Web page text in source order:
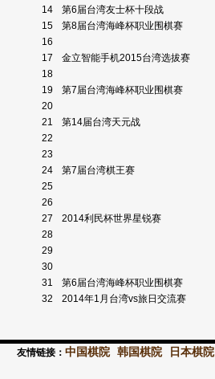
14
第6届台湾友士杯十段战
15
第8届台湾海峰杯职业围棋赛
16
17
金立智能手机2015台湾选拔赛
18
19
第7届台湾海峰杯职业围棋赛
20
21
第14届台湾天元战
22
23
24
第7届台湾棋王赛
25
26
27
2014利民杯世界星锐赛
28
29
30
31
第6届台湾海峰杯职业围棋赛
32
2014年1月台湾vs旅日交流赛
友情链接： 中国棋院 韩国棋院 日本棋院